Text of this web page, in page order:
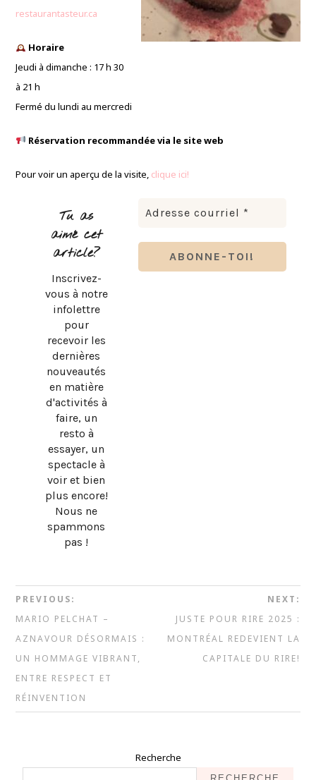
restaurantasteur.ca
Horaire
Jeudi à dimanche : 17 h 30
à 21 h
Fermé du lundi au mercredi
Réservation recommandée via le site web
Pour voir un aperçu de la visite, clique ici!
Tu as
aimé cet
article?
Inscrivez-
vous à notre
infolettre
pour
recevoir les
dernières
nouveautés
en matière
d'activités à
faire, un
resto à
essayer, un
spectacle à
voir et bien
plus encore!
Nous ne
spammons
pas !
PREVIOUS:
MARIO PELCHAT –
AZNAVOUR DÉSORMAIS :
UN HOMMAGE VIBRANT,
ENTRE RESPECT ET
RÉINVENTION
NEXT:
JUSTE POUR RIRE 2025 :
MONTRÉAL REDEVIENT LA
CAPITALE DU RIRE!
Recherche